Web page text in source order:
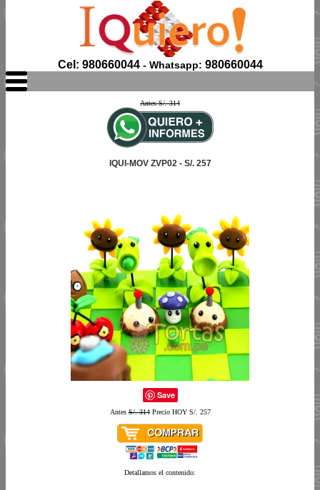
Cel: 980660044- Whatsapp: 980660044
Antes S/. 314
IQUI-MOV ZVP02 - S/. 257
Save
AntesS/. 314Precio HOY S/. 257
Detallamos el contenido: